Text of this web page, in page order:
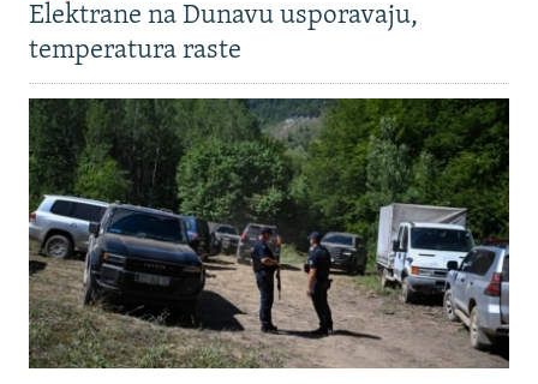
Elektrane na Dunavu usporavaju,
temperatura raste